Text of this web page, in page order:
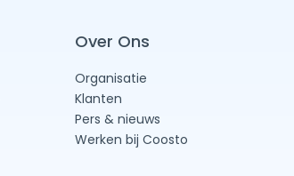
Over Ons
Organisatie
Klanten
Pers & nieuws
Werken bij Coosto